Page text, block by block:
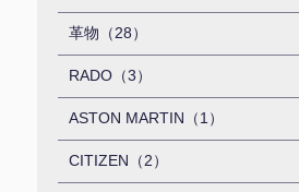
革物（28）
RADO（3）
ASTON MARTIN（1）
CITIZEN（2）